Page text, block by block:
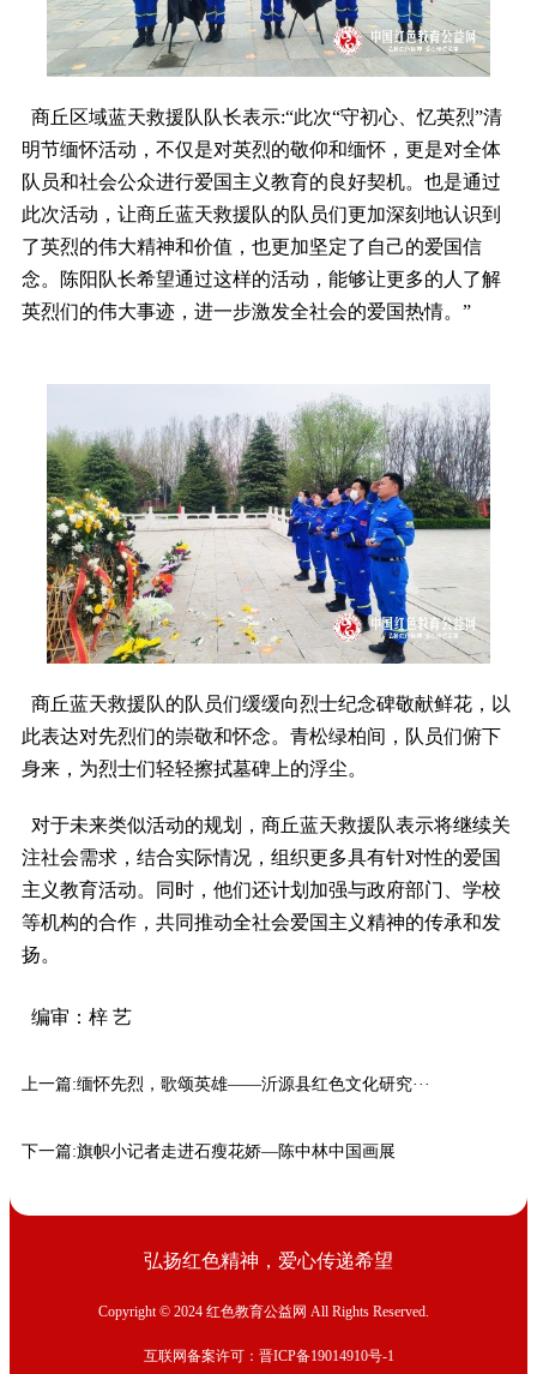
商丘区域蓝天救援队队长表示:“此次“守初心、忆英烈”清
明节缅怀活动，不仅是对英烈的敬仰和缅怀，更是对全体
队员和社会公众进行爱国主义教育的良好契机。也是通过
此次活动，让商丘蓝天救援队的队员们更加深刻地认识到
了英烈的伟大精神和价值，也更加坚定了自己的爱国信
念。陈阳队长希望通过这样的活动，能够让更多的人了解
英烈们的伟大事迹，进一步激发全社会的爱国热情。”
商丘蓝天救援队的队员们缓缓向烈士纪念碑敬献鲜花，以
此表达对先烈们的崇敬和怀念。青松绿柏间，队员们俯下
身来，为烈士们轻轻擦拭墓碑上的浮尘。
对于未来类似活动的规划，商丘蓝天救援队表示将继续关
注社会需求，结合实际情况，组织更多具有针对性的爱国
主义教育活动。同时，他们还计划加强与政府部门、学校
等机构的合作，共同推动全社会爱国主义精神的传承和发
扬。
编审：梓 艺
上一篇:缅怀先烈，歌颂英雄——沂源县红色文化研究···
下一篇:旗帜小记者走进石瘦花娇—陈中林中国画展
弘扬红色精神，爱心传递希望
Copyright © 2024 红色教育公益网 All Rights Reserved.
互联网备案许可：晋ICP备19014910号-1